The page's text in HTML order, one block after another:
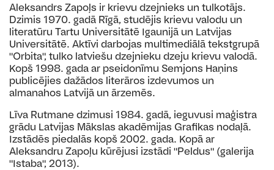
Aleksandrs Zapoļs ir krievu dzejnieks un tulkotājs.
Dzimis 1970. gadā Rīgā, studējis krievu valodu un
literatūru Tartu Universitātē Igaunijā un Latvijas
Universitātē. Aktīvi darbojas multimediālā tekstgrupā
"Orbita", tulko latviešu dzejnieku dzeju krievu valodā.
Kopš 1998. gada ar pseidonīmu Semjons Haņins
publicējies dažādos literāros izdevumos un
almanahos Latvijā un ārzemēs.
Līva Rutmane dzimusi 1984. gadā, ieguvusi maģistra
grādu Latvijas Mākslas akadēmijas Grafikas nodaļā.
Izstādēs piedalās kopš 2002. gada. Kopā ar
Aleksandru Zapoļu kūrējusi izstādi "Peldus" (galerija
"Istaba", 2013).